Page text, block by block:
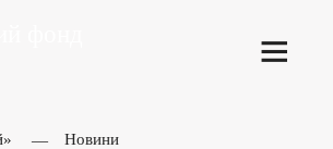
Новини